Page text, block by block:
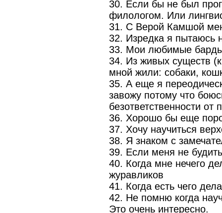
30. Если бы не был
филологом. Или
31. С Верой Камшой
32. Изредка я пытаюсь
33. Мои любимые
34. Из живых существ
мной жили: собаки,
35. А еще я
завожу потому что
безответственности от
36. Хорошо бы еще
37. Хочу научиться
38. Я знаком с
39. Если меня не
40. Когда мне нечего
журавликов
41. Когда есть чего
42. Не помню когда
Это очень интересно.